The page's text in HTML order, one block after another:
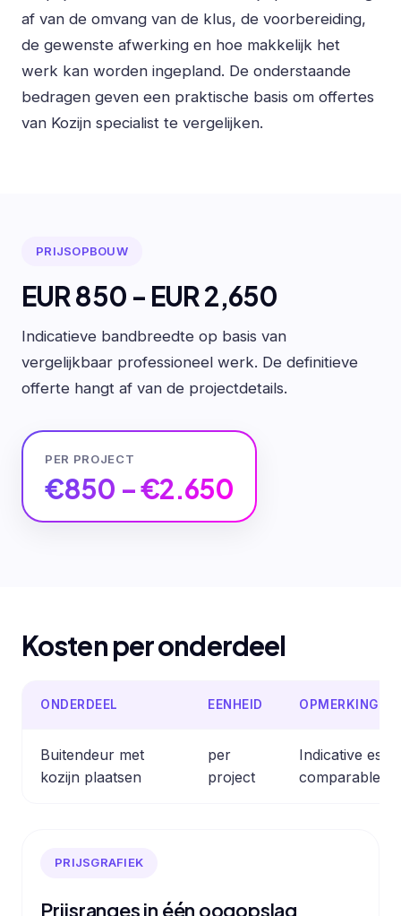
af van de omvang van de klus, de voorbereiding,
de gewenste afwerking en hoe makkelijk het
werk kan worden ingepland. De onderstaande
bedragen geven een praktische basis om offertes
van Kozijn specialist te vergelijken.
PRIJSOPBOUW
EUR 850 - EUR 2,650
Indicatieve bandbreedte op basis van
vergelijkbaar professioneel werk. De definitieve
offerte hangt af van de projectdetails.
PER PROJECT
€850 – €2.650
Kosten per onderdeel
ONDERDEEL EENHEID OPMERKING
Buitendeur met
kozijn plaatsen
per
project
Indicative
comparable
PRIJSGRAFIEK
Prijsranges in één oogopslag